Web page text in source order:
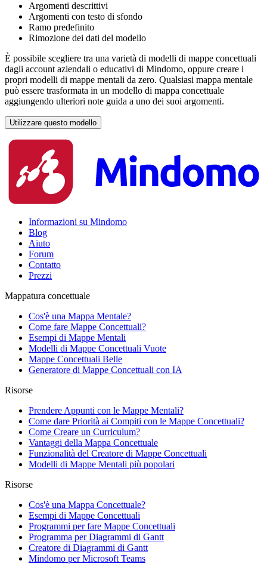
Argomenti descrittivi
Argomenti con testo di sfondo
Ramo predefinito
Rimozione dei dati del modello
È possibile scegliere tra una varietà di modelli di mappe concettuali
dagli account aziendali o educativi di Mindomo, oppure creare i
propri modelli di mappe mentali da zero. Qualsiasi mappa mentale
può essere trasformata in un modello di mappa concettuale
aggiungendo ulteriori note guida a uno dei suoi argomenti.
Utilizzare questo modello
Informazioni su Mindomo
Blog
Aiuto
Forum
Contatto
Prezzi
Mappatura concettuale
Cos'è una Mappa Mentale?
Come fare Mappe Concettuali?
Esempi di Mappe Mentali
Modelli di Mappe Concettuali Vuote
Mappe Concettuali Belle
Generatore di Mappe Concettuali con IA
Risorse
Prendere Appunti con le Mappe Mentali?
Come dare Priorità ai Compiti con le Mappe Concettuali?
Come Creare un Curriculum?
Vantaggi della Mappa Concettuale
Funzionalità del Creatore di Mappe Concettuali
Modelli di Mappe Mentali più popolari
Risorse
Cos'è una Mappa Concettuale?
Esempi di Mappe Concettuali
Programmi per fare Mappe Concettuali
Programma per Diagrammi di Gantt
Creatore di Diagrammi di Gantt
Mindomo per Microsoft Teams